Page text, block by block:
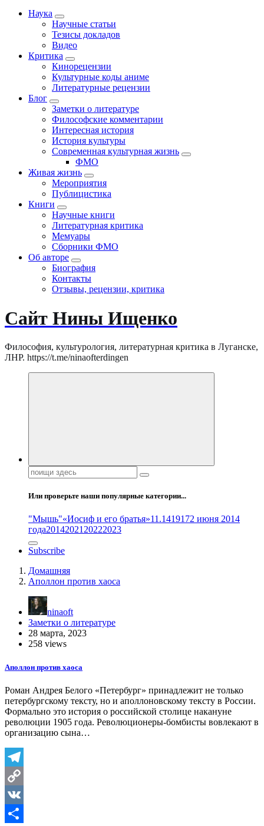
Наука
Научные статьи
Тезисы докладов
Видео
Критика
Кинорецензии
Культурные коды аниме
Литературные рецензии
Блог
Заметки о литературе
Философские комментарии
Интересная история
История культуры
Современная культурная жизнь
ФМО
Живая жизнь
Мероприятия
Публицистика
Книги
Научные книги
Литературная критика
Мемуары
Сборники ФМО
Об авторе
Биография
Контакты
Отзывы, рецензии, критика
Сайт Нины Ищенко
Философия, культурология, литературная критика в Луганске,
ЛНР. https://t.me/ninaofterdingen
Поиск:
Или проверьте наши популярные категории...
"Мышь"«Иосиф и его братья»11.1419172 июня 2014
года2014202120222023
Subscribe
Домашняя
Аполлон против хаоса
ninaoft
Заметки о литературе
28 марта, 2023
258 views
Аполлон против хаоса
Роман Андрея Белого «Петербург» принадлежит не только
петербургскому тексту, но и аполлоновскому тексту в России.
Формально это история о российской столице накануне
революции 1905 года. Революционеры-бомбисты вовлекают в
организацию сына…
Telegram
Copy
Link
VK